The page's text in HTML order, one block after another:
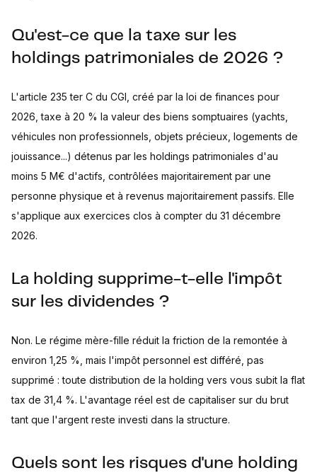
Qu'est-ce que la taxe sur les
holdings patrimoniales de 2026 ?
L'article 235 ter C du CGI, créé par la loi de finances pour
2026, taxe à 20 % la valeur des biens somptuaires (yachts,
véhicules non professionnels, objets précieux, logements de
jouissance...) détenus par les holdings patrimoniales d'au
moins 5 M€ d'actifs, contrôlées majoritairement par une
personne physique et à revenus majoritairement passifs. Elle
s'applique aux exercices clos à compter du 31 décembre
2026.
La holding supprime-t-elle l'impôt
sur les dividendes ?
Non. Le régime mère-fille réduit la friction de la remontée à
environ 1,25 %, mais l'impôt personnel est différé, pas
supprimé : toute distribution de la holding vers vous subit la flat
tax de 31,4 %. L'avantage réel est de capitaliser sur du brut
tant que l'argent reste investi dans la structure.
Quels sont les risques d'une holding